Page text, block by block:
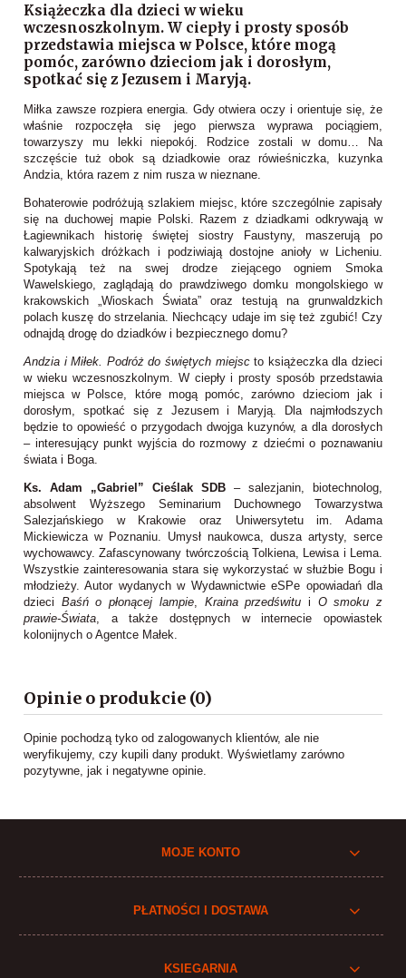
Książeczka dla dzieci w wieku
wczesnoszkolnym. W ciepły i prosty sposób
przedstawia miejsca w Polsce, które mogą
pomóc, zarówno dzieciom jak i dorosłym,
spotkać się z Jezusem i Maryją.
Miłka zawsze rozpiera energia. Gdy otwiera oczy i orientuje się, że
właśnie rozpoczęła się jego pierwsza wyprawa pociągiem,
towarzyszy mu lekki niepokój. Rodzice zostali w domu… Na
szczęście tuż obok są dziadkowie oraz rówieśniczka, kuzynka
Andzia, która razem z nim rusza w nieznane.
Bohaterowie podróżują szlakiem miejsc, które szczególnie zapisały
się na duchowej mapie Polski. Razem z dziadkami odkrywają w
Łagiewnikach historię świętej siostry Faustyny, maszerują po
kalwaryjskich dróżkach i podziwiają dostojne anioły w Licheniu.
Spotykają też na swej drodze ziejącego ogniem Smoka
Wawelskiego, zaglądają do prawdziwego domku mongolskiego w
krakowskich „Wioskach Świata” oraz testują na grunwaldzkich
polach kuszę do strzelania. Niechcący udaje im się też zgubić! Czy
odnajdą drogę do dziadków i bezpiecznego domu?
Andzia i Miłek. Podróż do świętych miejscto książeczka dla dzieci
w wieku wczesnoszkolnym. W ciepły i prosty sposób przedstawia
miejsca w Polsce, które mogą pomóc, zarówno dzieciom jak i
dorosłym, spotkać się z Jezusem i Maryją. Dla najmłodszych
będzie to opowieść o przygodach dwojga kuzynów, a dla dorosłych
– interesujący punkt wyjścia do rozmowy z dziećmi o poznawaniu
świata i Boga.
Ks. Adam „Gabriel” Cieślak SDB – salezjanin, biotechnolog,
absolwent Wyższego Seminarium Duchownego Towarzystwa
Salezjańskiego w Krakowie oraz Uniwersytetu im. Adama
Mickiewicza w Poznaniu. Umysł naukowca, dusza artysty, serce
wychowawcy. Zafascynowany twórczością Tolkiena, Lewisa i Lema.
Wszystkie zainteresowania stara się wykorzystać w służbie Bogu i
młodzieży. Autor wydanych w Wydawnictwie eSPe opowiadań dla
dzieci Baśń o płonącej lampie, Kraina przedświtu i O smoku z
prawie-Świata, a także dostępnych w internecie opowiastek
kolonijnych o Agentce Małek.
Opinie o produkcie (0)
Opinie pochodzą tyko od zalogowanych klientów, ale nie
weryfikujemy, czy kupili dany produkt. Wyświetlamy zarówno
pozytywne, jak i negatywne opinie.
MOJE KONTO
PŁATNOŚCI I DOSTAWA
KSIEGARNIA